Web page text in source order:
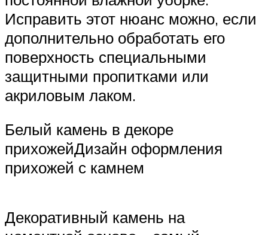
Исправить этот нюанс можно, если
дополнительно обработать его
поверхность специальными
защитными пропитками или
акриловым лаком.
Белый камень в декоре
прихожейДизайн оформления
прихожей с камнем
Декоративный камень на